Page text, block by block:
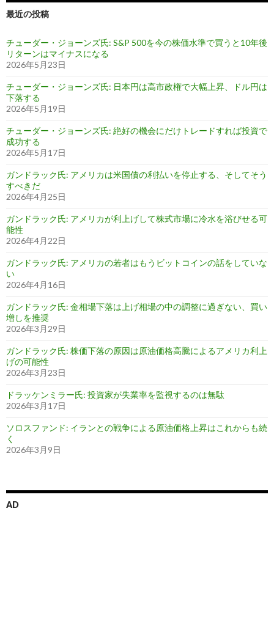
最近の投稿
チューダー・ジョーンズ氏: S&P 500を今の株価水準で買うと10年後
リターンはマイナスになる
2026年5月23日
チューダー・ジョーンズ氏: 日本円は高市政権で大幅上昇、ドル円は
下落する
2026年5月19日
チューダー・ジョーンズ氏: 絶好の機会にだけトレードすれば投資で
成功する
2026年5月17日
ガンドラック氏: アメリカは米国債の利払いを停止する、そしてそう
すべきだ
2026年4月25日
ガンドラック氏: アメリカが利上げして株式市場に冷水を浴びせる可
能性
2026年4月22日
ガンドラック氏: アメリカの若者はもうビットコインの話をしていな
い
2026年4月16日
ガンドラック氏: 金相場下落は上げ相場の中の調整に過ぎない、買い
増しを推奨
2026年3月29日
ガンドラック氏: 株価下落の原因は原油価格高騰によるアメリカ利上
げの可能性
2026年3月23日
ドラッケンミラー氏: 投資家が失業率を監視するのは無駄
2026年3月17日
ソロスファンド: イランとの戦争による原油価格上昇はこれからも続
く
2026年3月9日
AD